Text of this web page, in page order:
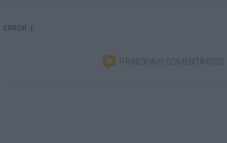
ERROR :(
PRINCIPAIS COMENTÁRIOS